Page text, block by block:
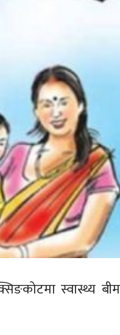
स्वास्थ्य